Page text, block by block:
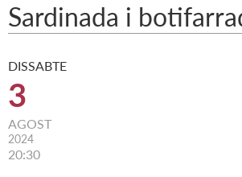
Sardinada i
DISSABTE
3
AGOST
2024
20:30